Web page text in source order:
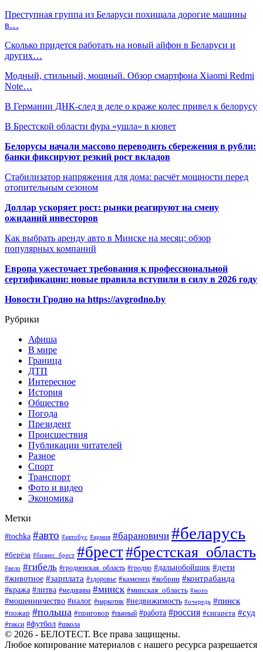
Преступная группа из Беларуси похищала дорогие машины
в…
Сколько придется работать на новый айфон в Беларуси и
других…
Модный, стильный, мощный. Обзор смартфона Xiaomi Redmi
Note…
В Германии ДНК-след в деле о краже колес привел к белорусу
В Брестской области фура «ушла» в кювет
Белорусы начали массово переводить сбережения в рубли:
банки фиксируют резкий рост вкладов
Стабилизатор напряжения для дома: расчёт мощности перед
отопительным сезоном
Доллар ускоряет рост: рынки реагируют на смену
ожиданий инвесторов
Как выбрать аренду авто в Минске на месяц: обзор
популярных компаний
Европа ужесточает требования к профессиональной
сертификации: новые правила вступили в силу в 2026 году
Новости Гродно на https://avgrodno.by
Рубрики
Афиша
В мире
Граница
ДТП
Интересное
История
Общество
Погода
Президент
Происшествия
Публикации читателей
Разное
Спорт
Транспорт
Фото и видео
Экономика
Метки
#tochka #авто #автобус #армия #барановичи #беларусь
#берёза #бизнес_брест #брест#брестская_область
#вело #гибель #гродненская_область #гродно #дальнобойщик #дети
#животное #зарплата #здоровье #каменец #кобрин #контрабанда
#кража #литва #медицина #минск #минская_область #мото
#мошенничество #налог #наркотик #недвижимость #очередь #пинск
#пожар #польша #приговор #пьяный #работа #россия #сигарета #суд
#такси #футбол #школа
© 2026 - БЕЛОТЕСТ. Все права защищены.
Любое копирование материалов с нашего ресурса разрешается